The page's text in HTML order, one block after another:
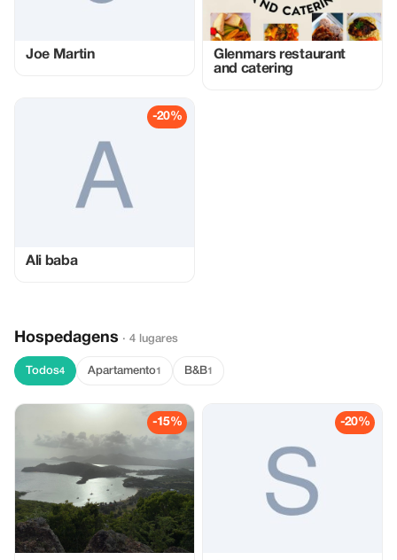
Joe Martin
Glenmars restaurant
and catering
-20%
Ali baba
Hospedagens · 4 lugares
Todos4 Apartamento1 B&B1
-15% -20%